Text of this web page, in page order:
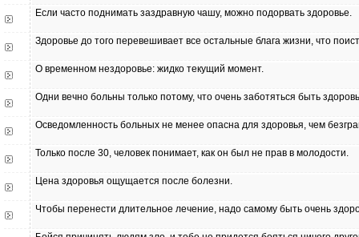
Если часто поднимать заздравную чашу, можно подорвать здоровье.
Здоровье до того перевешивает все остальные блага жизни, что
О временном нездоровье: жидко текущий момент.
Одни вечно больны только потому, что очень заботяться быть
Осведомленность больных не менее опасна для здоровья, чем
Только после 30, человек понимает, как он был не прав в молодости.
Цена здоровья ощущается после болезни.
Чтобы перенести длительное лечение, надо самому быть очень